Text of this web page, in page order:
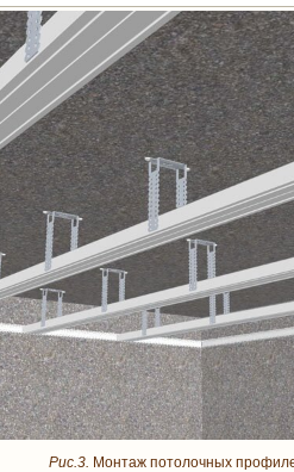
Рис.3. Монтаж потолочных